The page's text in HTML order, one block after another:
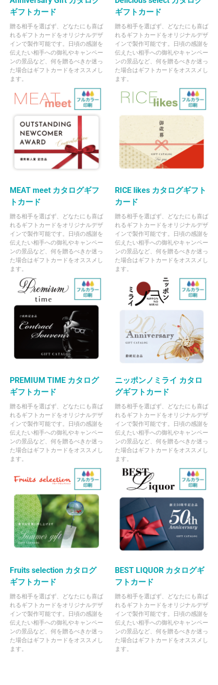
ギフトカード
贈る相手を選ばず、どなたにも喜ば
れるギフトカードをオリジナルデザ
インで製作可能です。日頃の感謝を
伝えたい相手への御礼やキャンペー
ンの景品など、何を贈るべきか迷っ
た場合はギフトカードをオススメし
ます。
ギフトカード
贈る相手を選ばず、どなたにも喜ば
れるギフトカードをオリジナルデザ
インで製作可能です。日頃の感謝を
伝えたい相手への御礼やキャンペー
ンの景品など、何を贈るべきか迷っ
た場合はギフトカードをオススメし
ます。
MEAT meet カタログギフ
トカード
贈る相手を選ばず、どなたにも喜ば
れるギフトカードをオリジナルデザ
インで製作可能です。日頃の感謝を
伝えたい相手への御礼やキャンペー
ンの景品など、何を贈るべきか迷っ
た場合はギフトカードをオススメし
ます。
RICE likes カタログギフト
カード
贈る相手を選ばず、どなたにも喜ば
れるギフトカードをオリジナルデザ
インで製作可能です。日頃の感謝を
伝えたい相手への御礼やキャンペー
ンの景品など、何を贈るべきか迷っ
た場合はギフトカードをオススメし
ます。
PREMIUM TIME カタログ
ギフトカード
贈る相手を選ばず、どなたにも喜ば
れるギフトカードをオリジナルデザ
インで製作可能です。日頃の感謝を
伝えたい相手への御礼やキャンペー
ンの景品など、何を贈るべきか迷っ
た場合はギフトカードをオススメし
ます。
ニッポンノミライ カタロ
グギフトカード
贈る相手を選ばず、どなたにも喜ば
れるギフトカードをオリジナルデザ
インで製作可能です。日頃の感謝を
伝えたい相手への御礼やキャンペー
ンの景品など、何を贈るべきか迷っ
た場合はギフトカードをオススメし
ます。
Fruits selection カタログ
ギフトカード
贈る相手を選ばず、どなたにも喜ば
れるギフトカードをオリジナルデザ
インで製作可能です。日頃の感謝を
伝えたい相手への御礼やキャンペー
ンの景品など、何を贈るべきか迷っ
た場合はギフトカードをオススメし
ます。
BEST LIQUOR カタログギ
フトカード
贈る相手を選ばず、どなたにも喜ば
れるギフトカードをオリジナルデザ
インで製作可能です。日頃の感謝を
伝えたい相手への御礼やキャンペー
ンの景品など、何を贈るべきか迷っ
た場合はギフトカードをオススメし
ます。